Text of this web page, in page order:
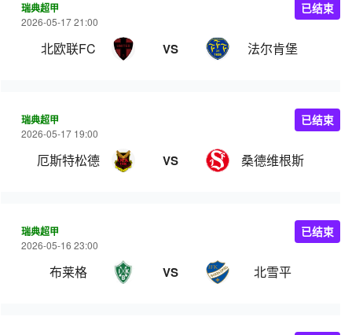
瑞典超甲
2026-05-17 21:00
北欧联FC VS 法尔肯堡
已结束
瑞典超甲
2026-05-17 19:00
厄斯特松德 VS 桑德维根斯
已结束
瑞典超甲
2026-05-16 23:00
布莱格 VS 北雪平
已结束